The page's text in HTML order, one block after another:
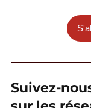
Suivez-